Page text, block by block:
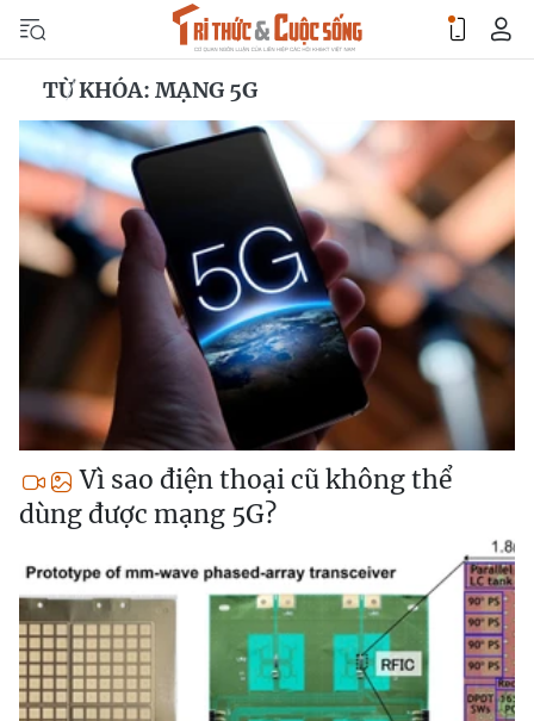
TỪ KHÓA: MẠNG 5G
Vì sao điện thoại cũ không thể
dùng được mạng 5G?